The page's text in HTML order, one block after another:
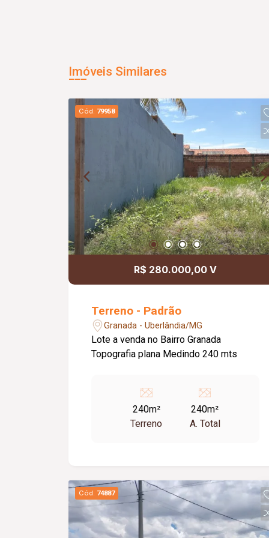
Imóveis Similares
Cód. 79958
R$ 280.000,00 V
Terreno - Padrão
Granada - Uberlândia/MG
Lote a venda no Bairro Granada
Topografia plana Medindo 240 mts
240m²
Terreno
240m²
A. Total
Cód. 74887